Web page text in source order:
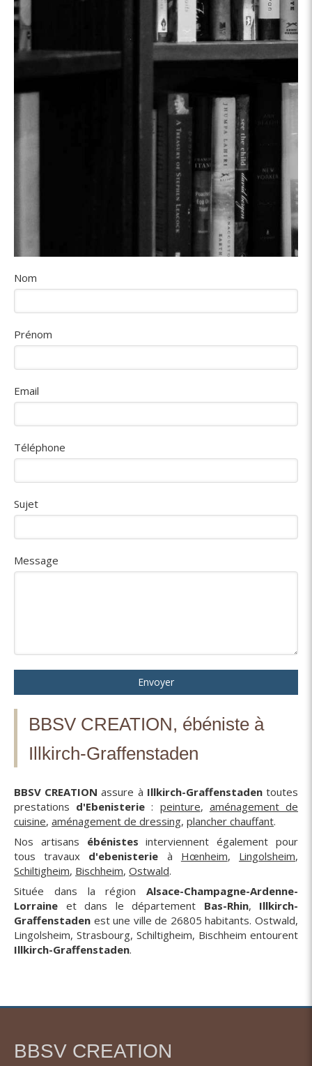
Nom
Prénom
Email
Téléphone
Sujet
Message
Envoyer
BBSV CREATION, ébéniste à
Illkirch-Graffenstaden
BBSV CREATION assure à Illkirch-Graffenstadentoutes
prestations d'Ebenisterie : peinture, aménagement de
cuisine, aménagement de dressing, plancher chauffant.
Nos artisans ébénistes interviennent également pour
tous travaux d'ebenisterie à Hœnheim, Lingolsheim,
Schiltigheim, Bischheim, Ostwald.
Située dans la région Alsace-Champagne-Ardenne-
Lorraine et dans le département Bas-Rhin, Illkirch-
Graffenstaden est une ville de 26805 habitants. Ostwald,
Lingolsheim, Strasbourg, Schiltigheim, Bischheim entourent
Illkirch-Graffenstaden.
BBSV CREATION